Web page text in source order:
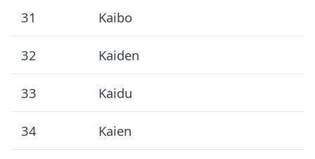
31 Kaibo
32 Kaiden
33 Kaidu
34 Kaien